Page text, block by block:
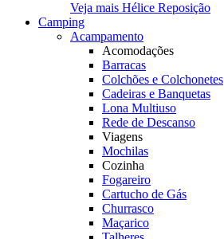
Veja mais Hélice Reposição
Camping
Acampamento
Acomodações
Barracas
Colchões e Colchonetes
Cadeiras e Banquetas
Lona Multiuso
Rede de Descanso
Viagens
Mochilas
Cozinha
Fogareiro
Cartucho de Gás
Churrasco
Maçarico